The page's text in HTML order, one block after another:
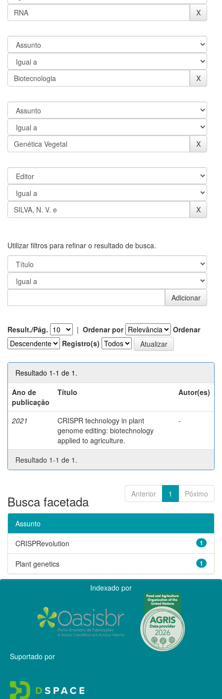
Utilizar filtros para refinar o resultado de busca.
Result./Pág. | Ordenar por
Ordenar
Registro(s)
Resultado 1-1 de 1.
Ano de
publicação
Título Autor(es)
2021
CRISPR technology in plant
genome editing: biotechnology
applied to agriculture.
-
Resultado 1-1 de 1.
Anterior 1 Póximo
Busca facetada
Assunto
1
CRISPRevolution
1
Plant genetics
Indexado por
Suportado por